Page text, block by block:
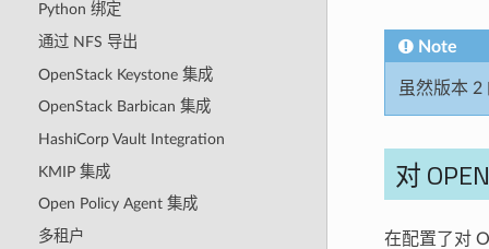
Python 绑定
通过 NFS 导出
OpenStack Keystone 集成
OpenStack Barbican 集成
HashiCorp Vault Integration
KMIP 集成
Open Policy Agent 集成
多租户
Note
虽然版本 2
对
在配置了对